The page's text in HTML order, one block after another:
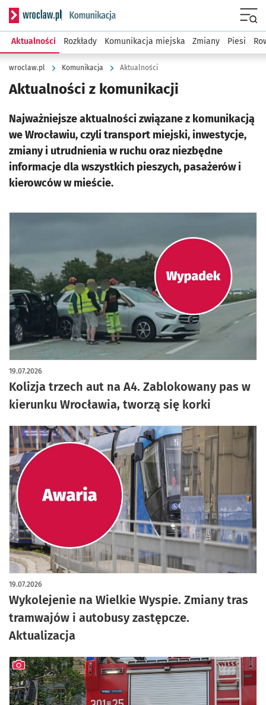
Serwis informacyjny wroclaw.pl podserwis: Komunikacja
Aktualności Rozkłady Komunikacja miejska Zmiany Piesi
wroclaw.pl Komunikacja Aktualności
Aktualności z komunikacji
Najważniejsze aktualności związane z komunikacją
we Wrocławiu, czyli transport miejski, inwestycje,
zmiany i utrudnienia w ruchu oraz niezbędne
informacje dla wszystkich pieszych, pasażerów i
kierowców w mieście.
Kolizja trzech aut na A4. Zablokowany pas w
kierunku Wrocławia, tworzą się korki
19.07.2026
Wykolejenie na Wielkie Wyspie. Zmiany tras
tramwajów i autobusy zastępcze.
Aktualizacja
19.07.2026